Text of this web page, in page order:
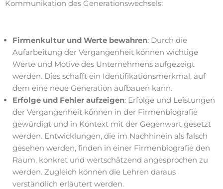
Kommunikation des Generationswechsels:
Firmenkultur und Werte bewahren: Durch die
Aufarbeitung der Vergangenheit können wichtige
Werte und Motive des Unternehmens aufgezeigt
werden. Dies schafft ein Identifikationsmerkmal, auf
dem eine neue Generation aufbauen kann.
Erfolge und Fehler aufzeigen: Erfolge und Leistungen
der Vergangenheit können in der Firmenbiografie
gewürdigt und in Kontext mit der Gegenwart gesetzt
werden. Entwicklungen, die im Nachhinein als falsch
gesehen werden, finden in einer Firmenbiografie den
Raum, konkret und wertschätzend angesprochen zu
werden. Zugleich können die Lehren daraus
verständlich erläutert werden.